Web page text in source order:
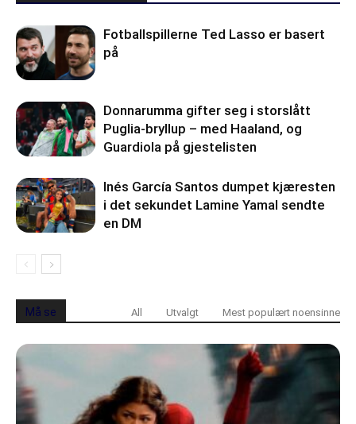
Fotballspillerne Ted Lasso er basert
på
Donnarumma gifter seg i storslått
Puglia-bryllup – med Haaland, og
Guardiola på gjestelisten
Inés García Santos dumpet kjæresten
i det sekundet Lamine Yamal sendte
en DM
Må se All Utvalgt Mest populært noensinne